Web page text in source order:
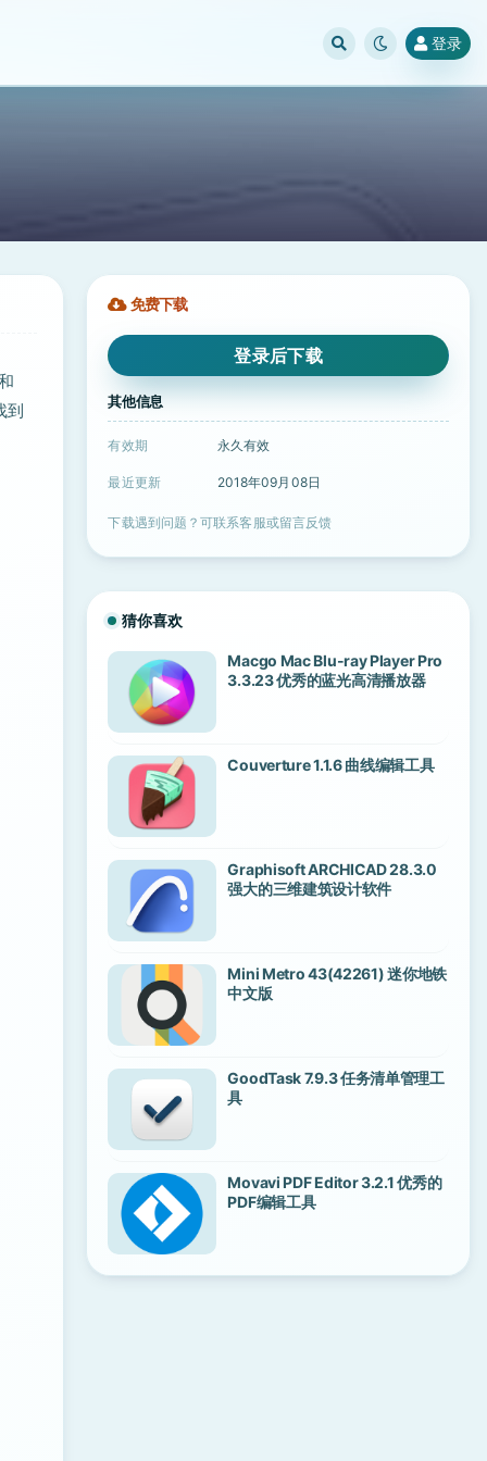
登录
到
免费下载
登录后下载
其他信息
有效期 永久有效
最近更新 2018年09月08日
下载遇到问题？可联系客服或留言反馈
猜你喜欢
Macgo Mac Blu-ray Player Pro
3.3.23 优秀的蓝光高清播放器
Couverture 1.1.6 曲线编辑工具
Graphisoft ARCHICAD 28.3.0
强大的三维建筑设计软件
Mini Metro 43(42261) 迷你地铁
中文版
GoodTask 7.9.3 任务清单管理工
具
Movavi PDF Editor 3.2.1 优秀的
PDF编辑工具